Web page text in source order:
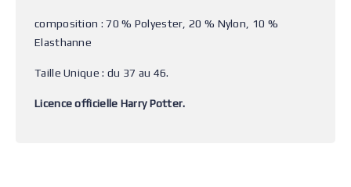
composition : 70 % Polyester, 20 % Nylon, 10 %
Elasthanne
Taille Unique : du 37 au 46.
Licence officielle Harry Potter.